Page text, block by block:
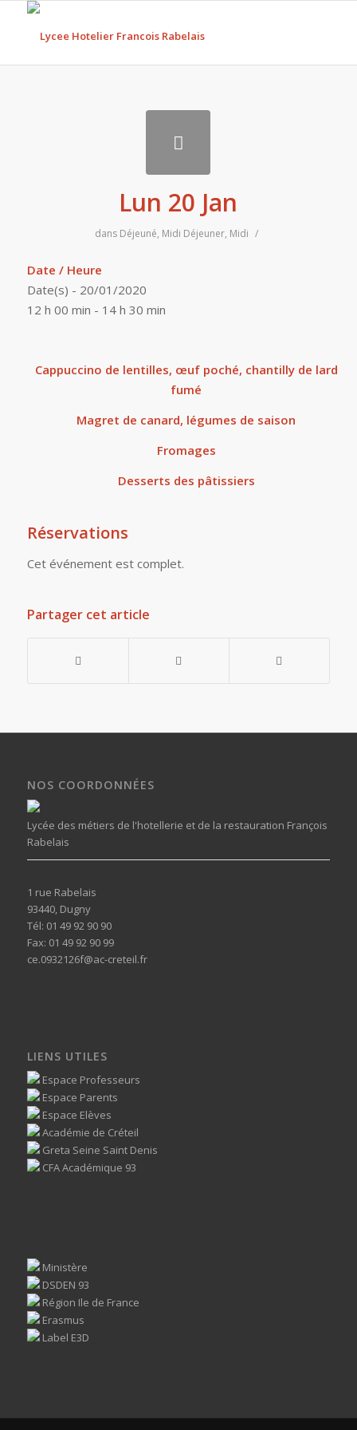
Lun 20 Jan
dans Déjeuné, Midi Déjeuner, Midi /
Date / Heure
Date(s) - 20/01/2020
12 h 00 min - 14 h 30 min
Cappuccino de lentilles, œuf poché, chantilly de lard
fumé
Magret de canard, légumes de saison
Fromages
Desserts des pâtissiers
Réservations
Cet événement est complet.
Partager cet article
NOS COORDONNÉES
Lycée des métiers de l'hotellerie et de la restauration François
Rabelais
1 rue Rabelais
93440, Dugny
Tél: 01 49 92 90 90
Fax: 01 49 92 90 99
ce.0932126f@ac-creteil.fr
LIENS UTILES
Espace Professeurs
Espace Parents
Espace Elèves
Académie de Créteil
Greta Seine Saint Denis
CFA Académique 93
Ministère
DSDEN 93
Région Ile de France
Erasmus
Label E3D